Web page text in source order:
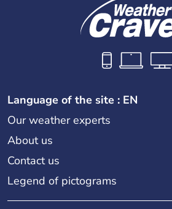
Language of the site : EN
Our weather experts
About us
Contact us
Legend of pictograms